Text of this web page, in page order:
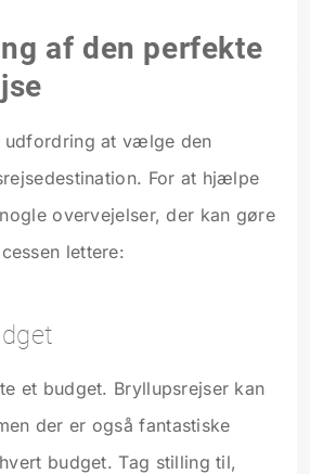
af den perfekte
at vælge den
For at hjælpe
overvejelser, der kan gøre
lettere:
et budget. Bryllupsrejser kan
der er også fantastiske
budget. Tag stilling til,